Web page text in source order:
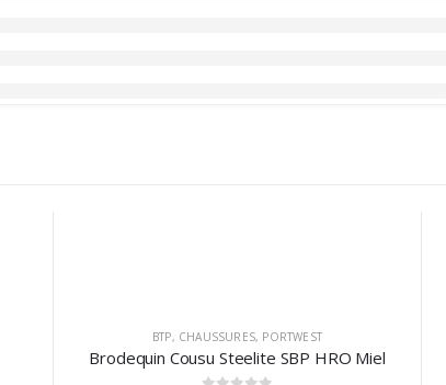
BTP, CHAUSSURES, PORTWEST
Brodequin Cousu Steelite SBP HRO Miel